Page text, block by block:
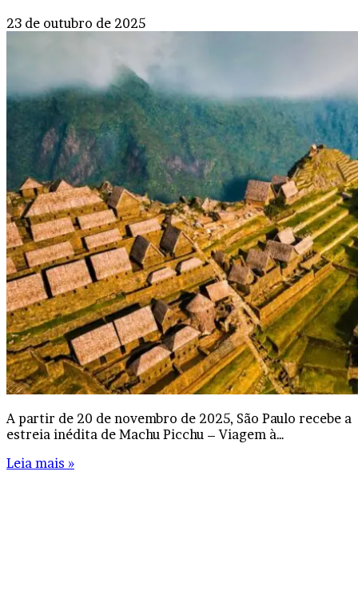
23 de outubro de 2025
A partir de 20 de novembro de 2025, São Paulo recebe a
estreia inédita de Machu Picchu – Viagem à…
Leia mais »